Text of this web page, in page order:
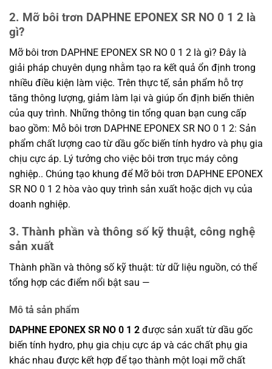
2. Mỡ bôi trơn DAPHNE EPONEX SR NO 0 1 2 là
gì?
Mỡ bôi trơn DAPHNE EPONEX SR NO 0 1 2 là gì? Đây là
giải pháp chuyên dụng nhằm tạo ra kết quả ổn định trong
nhiều điều kiện làm việc. Trên thực tế, sản phẩm hỗ trợ
tăng thông lượng, giảm làm lại và giúp ổn định biến thiên
của quy trình. Những thông tin tổng quan bạn cung cấp
bao gồm: Mỗ bôi trơn DAPHNE EPONEX SR NO 0 1 2: Sản
phẩm chất lượng cao từ dầu gốc biến tính hydro và phụ gia
chịu cực áp. Lý tưởng cho việc bôi trơn trục máy công
nghiệp.. Chúng tạo khung để Mỡ bôi trơn DAPHNE EPONEX
SR NO 0 1 2 hòa vào quy trình sản xuất hoặc dịch vụ của
doanh nghiệp.
3. Thành phần và thông số kỹ thuật, công nghệ
sản xuất
Thành phần và thông số kỹ thuật: từ dữ liệu nguồn, có thể
tổng hợp các điểm nổi bật sau —
Mô tả sản phẩm
DAPHNE EPONEX SR NO 0 1 2 được sản xuất từ dầu gốc
biến tính hydro, phụ gia chịu cực áp và các chất phụ gia
khác nhau được kết hợp để tạo thành một loại mỡ chất